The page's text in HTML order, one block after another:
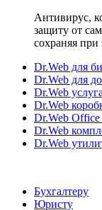
Антивирус,
защиту от
сохраняя
Dr.Web для
Dr.Web для
Dr.Web услуга
Dr.Web
Dr.Web Office
Dr.Web
Dr.Web
Бухгалтеру
Юристу